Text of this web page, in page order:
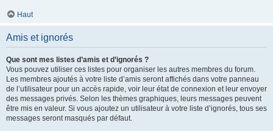
Haut
Amis et ignorés
Que sont mes listes d’amis et d’ignorés ?
Vous pouvez utiliser ces listes pour organiser les autres membres du forum.
Les membres ajoutés à votre liste d’amis seront affichés dans votre panneau
de l’utilisateur pour un accès rapide, voir leur état de connexion et leur envoyer
des messages privés. Selon les thèmes graphiques, leurs messages peuvent
être mis en valeur. Si vous ajoutez un utilisateur à votre liste d’ignorés, tous ses
messages seront masqués par défaut.